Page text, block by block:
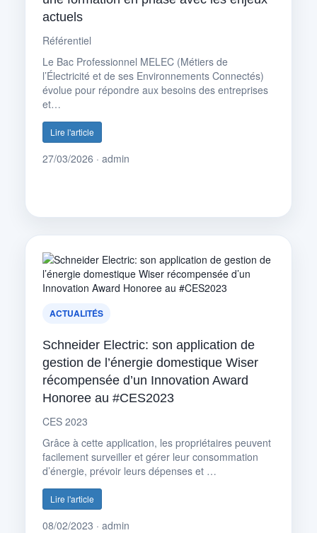
actuels
Référentiel
Le Bac Professionnel MELEC (Métiers de
l’Électricité et de ses Environnements Connectés)
évolue pour répondre aux besoins des entreprises
et…
Lire l'article
27/03/2026 · admin
ACTUALITÉS
Schneider Electric: son application de
gestion de l’énergie domestique Wiser
récompensée d’un Innovation Award
Honoree au #CES2023
CES 2023
Grâce à cette application, les propriétaires peuvent
facilement surveiller et gérer leur consommation
d’énergie, prévoir leurs dépenses et …
Lire l'article
08/02/2023 · admin